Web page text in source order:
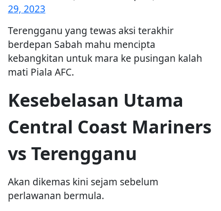
29, 2023
Terengganu yang tewas aksi terakhir
berdepan Sabah mahu mencipta
kebangkitan untuk mara ke pusingan kalah
mati Piala AFC.
Kesebelasan Utama
Central Coast Mariners
vs Terengganu
Akan dikemas kini sejam sebelum
perlawanan bermula.